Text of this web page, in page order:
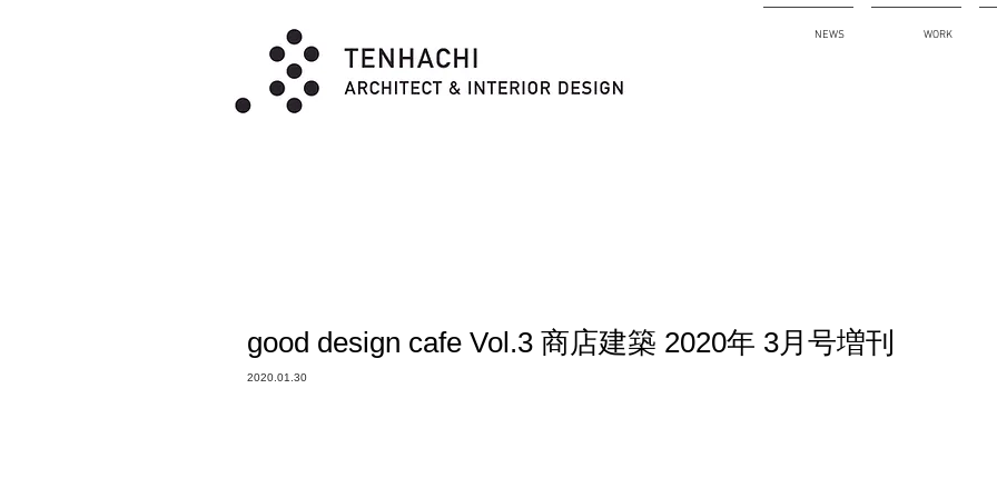
NEWS WORK
good design cafe Vol.3 商店建築 2020年 3月号増刊
2020.01.30